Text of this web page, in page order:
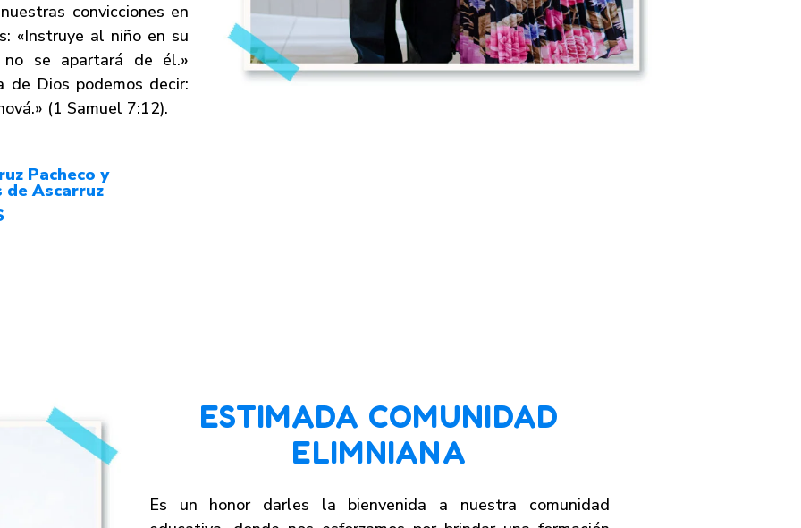
convicciones en
«Instruye al niño en su
se apartará de él.»
de Dios podemos decir:
(1 Samuel 7:12).
Pacheco y
de Ascarruz
ESTIMADA COMUNIDAD
ELIMNIANA
Es un honor darles la bienvenida a nuestra comunidad